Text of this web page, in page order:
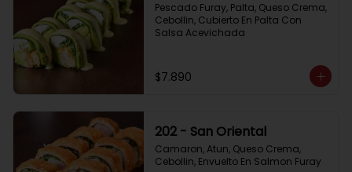
Pescado Furay, Palta, Queso Crema,
Cebollin, Cubierto En Palta Con
Salsa Acevichada
$7.890
202 - San Oriental
Camaron, Atun, Queso Crema,
Cebollin, Envuelto En Salmon Furay